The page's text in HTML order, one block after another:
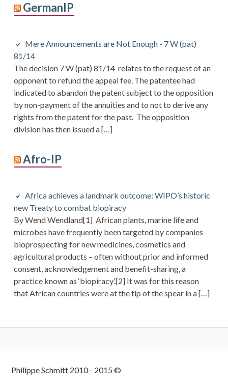
GermanIP
Mere Announcements are Not Enough - 7 W (pat)
81/14
The decision 7 W (pat) 81/14 relates to the request of an
opponent to refund the appeal fee. The patentee had
indicated to abandon the patent subject to the opposition
by non-payment of the annuities and to not to derive any
rights from the patent for the past. The opposition
division has then issued a […]
Afro-IP
Africa achieves a landmark outcome: WIPO’s historic
new Treaty to combat biopiracy
By Wend Wendland[1] African plants, marine life and
microbes have frequently been targeted by companies
bioprospecting for new medicines, cosmetics and
agricultural products – often without prior and informed
consent, acknowledgement and benefit-sharing, a
practice known as ‘biopiracy’.[2] It was for this reason
that African countries were at the tip of the spear in a […]
Colonne
Philippe Schmitt 2010 - 2015 ©